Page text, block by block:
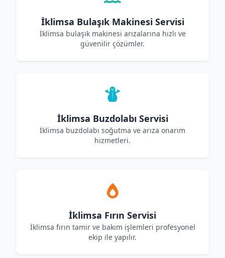
İklimsa Bulaşık Makinesi Servisi
İklimsa bulaşık makinesi arızalarına hızlı ve
güvenilir çözümler.
İklimsa Buzdolabı Servisi
İklimsa buzdolabı soğutma ve arıza onarım
hizmetleri.
İklimsa Fırın Servisi
İklimsa fırın tamir ve bakım işlemleri profesyonel
ekip ile yapılır.